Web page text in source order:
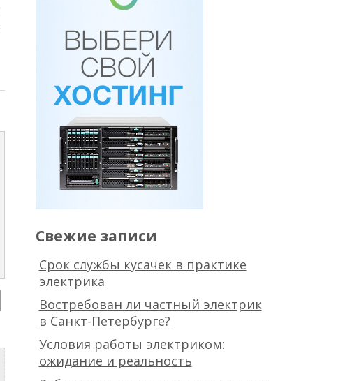
Свежие записи
Срок службы кусачек в практике
электрика
Востребован ли частный электрик
в Санкт-Петербурге?
Условия работы электриком:
ожидание и реальность